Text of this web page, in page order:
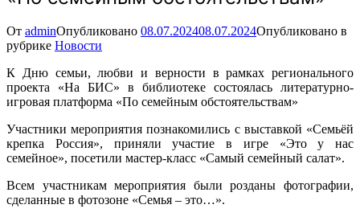
От adminОпубликовано 08.07.202408.07.2024Опубликовано в
рубрике Новости
К Дню семьи, любви и верности в рамках регионального
проекта «На БИС» в библиотеке состоялась литературно-
игровая платформа «По семейным обстоятельствам»
Участники мероприятия познакомились с выставкой «Семьёй
крепка Россия», приняли участие в игре «Это у нас
семейное», посетили мастер-класс «Самый семейный салат».
Всем участникам мероприятия были розданы фотографии,
сделанные в фотозоне «Семья – это…».